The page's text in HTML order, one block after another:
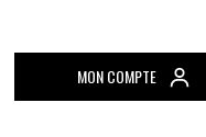
MON COMPTE